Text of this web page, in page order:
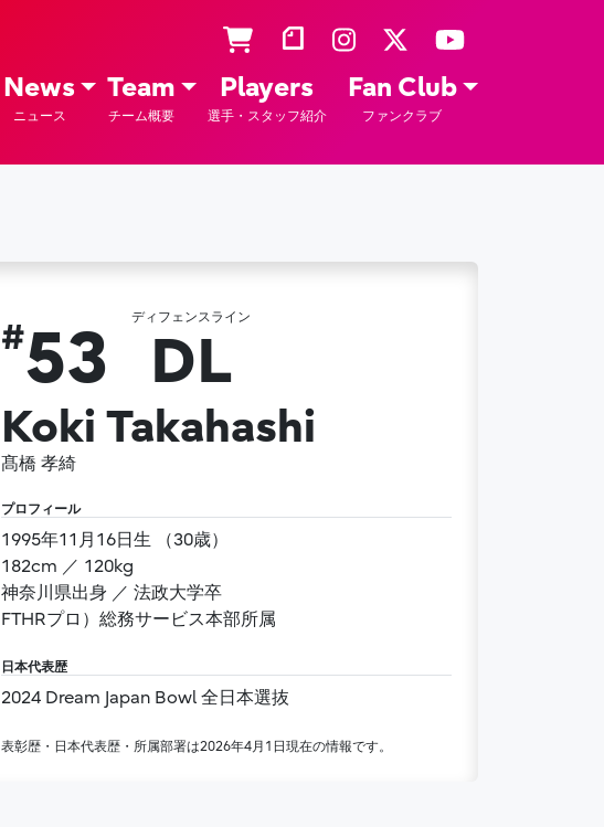
News
ニュース
Team
チーム概要
Players
選手・スタッフ紹介
Fan Club
ファンクラブ
#53 DL
ディフェンスライン
Koki Takahashi
髙橋 孝綺
プロフィール
1995年11月16日生 （30歳）
182cm ／ 120kg
神奈川県出身 ／ 法政大学卒
FTHRプロ）総務サービス本部所属
日本代表歴
2024 Dream Japan Bowl 全日本選抜
表彰歴・日本代表歴・所属部署は2026年4月1日現在の情報です。